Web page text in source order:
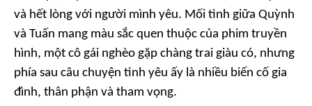
và hết lòng với người mình yêu. Mối tình giữa Quỳnh
và Tuấn mang màu sắc quen thuộc của phim truyền
hình, một cô gái nghèo gặp chàng trai giàu có, nhưng
phía sau câu chuyện tình yêu ấy là nhiều biến cố gia
đình, thân phận và tham vọng.